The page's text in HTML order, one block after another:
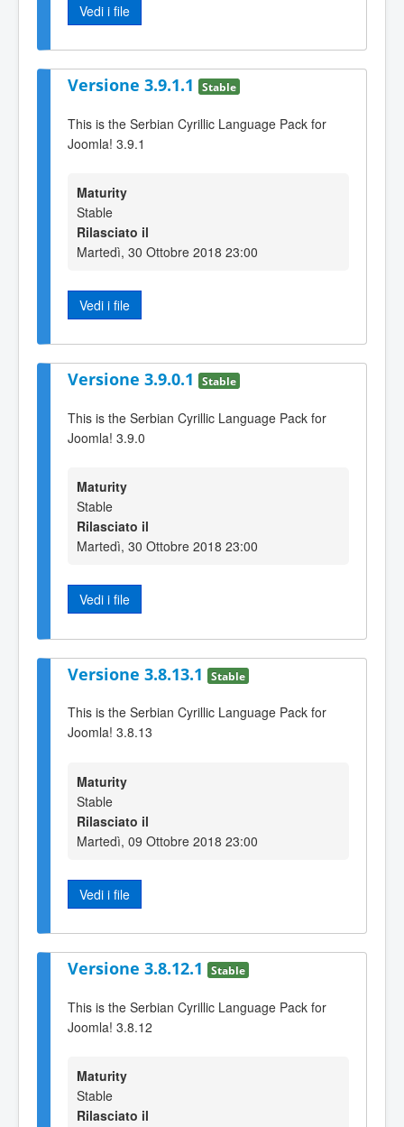
Vedi i file
Versione 3.9.1.1 Stable
This is the Serbian Cyrillic Language Pack for
Joomla! 3.9.1
Maturity
Stable
Rilasciato il
Martedì, 30 Ottobre 2018 23:00
Vedi i file
Versione 3.9.0.1 Stable
This is the Serbian Cyrillic Language Pack for
Joomla! 3.9.0
Maturity
Stable
Rilasciato il
Martedì, 30 Ottobre 2018 23:00
Vedi i file
Versione 3.8.13.1 Stable
This is the Serbian Cyrillic Language Pack for
Joomla! 3.8.13
Maturity
Stable
Rilasciato il
Martedì, 09 Ottobre 2018 23:00
Vedi i file
Versione 3.8.12.1 Stable
This is the Serbian Cyrillic Language Pack for
Joomla! 3.8.12
Maturity
Stable
Rilasciato il